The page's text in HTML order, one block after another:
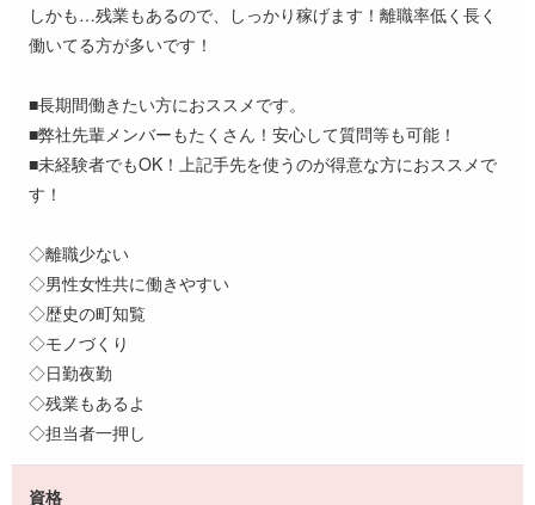
しかも…残業もあるので、しっかり稼げます！離職率低く長く
働いてる方が多いです！
■長期間働きたい方におススメです。
■弊社先輩メンバーもたくさん！安心して質問等も可能！
■未経験者でもOK！上記手先を使うのが得意な方におススメで
す！
◇離職少ない
◇男性女性共に働きやすい
◇歴史の町知覧
◇モノづくり
◇日勤夜勤
◇残業もあるよ
◇担当者一押し
資格